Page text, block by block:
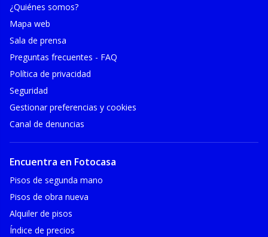
¿Quiénes somos?
Mapa web
Sala de prensa
Preguntas frecuentes - FAQ
Política de privacidad
Seguridad
Gestionar preferencias y cookies
Canal de denuncias
Encuentra en Fotocasa
Pisos de segunda mano
Pisos de obra nueva
Alquiler de pisos
Índice de precios